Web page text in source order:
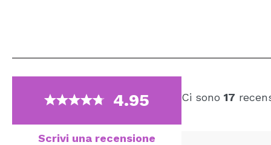
4.95
Scrivi una recensione
Ci sono 17